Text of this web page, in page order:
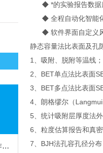
比表面及孔径分析仪详细的操作流程如下
◆ *的实验报告数据
◆ 全程自动化智能化
◆ 软件界面自定义
静态容量法比表面及孔
1、吸附、脱附等温线；
2、BET单点法比表面
3、BET多点法比表
4、朗格缪尔（
5、统计吸附层厚度法
6、粒度估算报告和真
7、BJH法孔容孔径分